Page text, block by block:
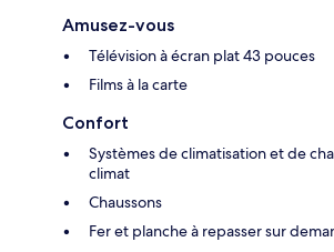
Amusez-vous
Télévision à écran plat 43 pouces
Films à la carte
Confort
Systèmes de climatisation et de
climat
Chaussons
Fer et planche à repasser sur